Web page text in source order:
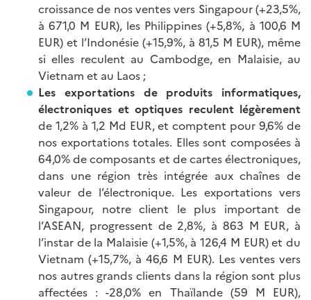
croissance de nos ventes vers Singapour (+23,5%,
à 671,0 M EUR), les Philippines (+5,8%, à 100,6 M
EUR) et l’Indonésie (+15,9%, à 81,5 M EUR), même
si elles reculent au Cambodge, en Malaisie, au
Vietnam et au Laos ;
Les exportations de produits informatiques,
électroniques et optiques reculent légèrement
de 1,2% à 1,2 Md EUR, et comptent pour 9,6% de
nos exportations totales. Elles sont composées à
64,0% de composants et de cartes électroniques,
dans une région très intégrée aux chaînes de
valeur de l’électronique. Les exportations vers
Singapour, notre client le plus important de
l’ASEAN, progressent de 2,8%, à 863 M EUR, à
l’instar de la Malaisie (+1,5%, à 126,4 M EUR) et du
Vietnam (+15,7%, à 46,6 M EUR). Les ventes vers
nos autres grands clients dans la région sont plus
affectées : -28,0% en Thaïlande (59 M EUR),